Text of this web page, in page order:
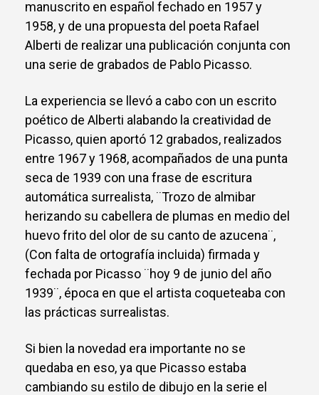
manuscrito en español fechado en 1957 y
1958, y de una propuesta del poeta Rafael
Alberti de realizar una publicación conjunta con
una serie de grabados de Pablo Picasso.
La experiencia se llevó a cabo con un escrito
poético de Alberti alabando la creatividad de
Picasso, quien aportó 12 grabados, realizados
entre 1967 y 1968, acompañados de una punta
seca de 1939 con una frase de escritura
automática surrealista, ¨Trozo de almibar
herizando su cabellera de plumas en medio del
huevo frito del olor de su canto de azucena¨,
(Con falta de ortografía incluida) firmada y
fechada por Picasso ¨hoy 9 de junio del año
1939¨, época en que el artista coqueteaba con
las prácticas surrealistas.
Si bien la novedad era importante no se
quedaba en eso, ya que Picasso estaba
cambiando su estilo de dibujo en la serie el